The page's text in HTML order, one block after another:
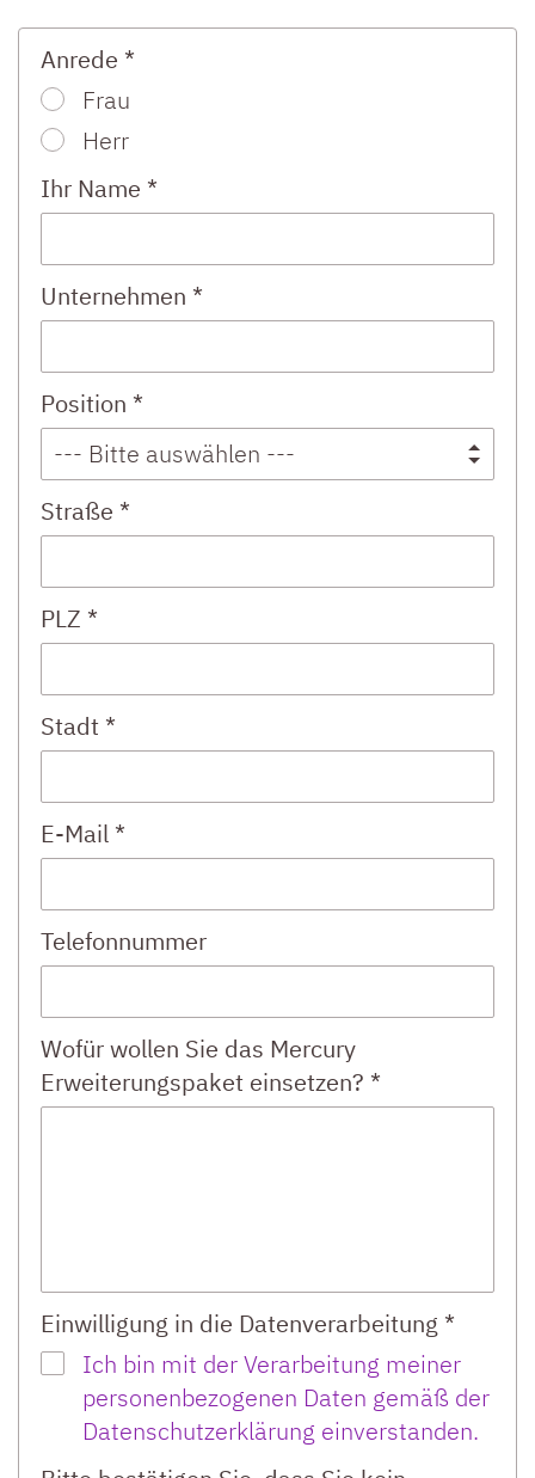
Anrede *
Frau
Herr
Ihr Name *
Unternehmen *
Position *
Straße *
PLZ *
Stadt *
E-Mail *
Telefonnummer
Wofür wollen Sie das Mercury
Erweiterungspaket einsetzen? *
Einwilligung in die Datenverarbeitung *
Ich bin mit der Verarbeitung meiner
personenbezogenen Daten gemäß der
Datenschutzerklärung einverstanden.